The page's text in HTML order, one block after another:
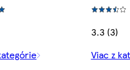
3.3 (3)
Viac z